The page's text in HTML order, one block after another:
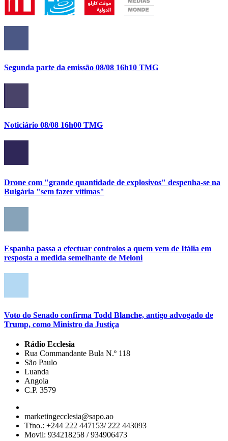
Segunda parte da emissão 08/08 16h10 TMG
Noticiário 08/08 16h00 TMG
Drone com "grande quantidade de explosivos" despenha-se na
Bulgária "sem fazer vítimas"
Espanha passa a efectuar controlos a quem vem de Itália em
resposta a medida semelhante de Meloni
Voto do Senado confirma Todd Blanche, antigo advogado de
Trump, como Ministro da Justiça
Rádio Ecclesia
Rua Commandante Bula N.º 118
São Paulo
Luanda
Angola
C.P. 3579
marketingecclesia@sapo.ao
Tfno.: +244 222 447153/ 222 443093
Movil: 934218258 / 934906473